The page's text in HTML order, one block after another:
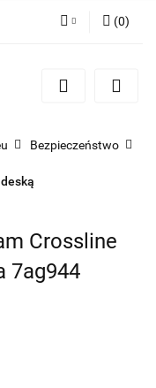
Zarejestruj się
(0)
Bezpieczeństwo
Crossline
7ag944